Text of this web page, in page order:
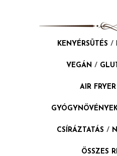
KENYÉRSÜTÉS /
VEGÁN /
AIR FRYER
CSÍRÁZTATÁS /
ÖSSZES